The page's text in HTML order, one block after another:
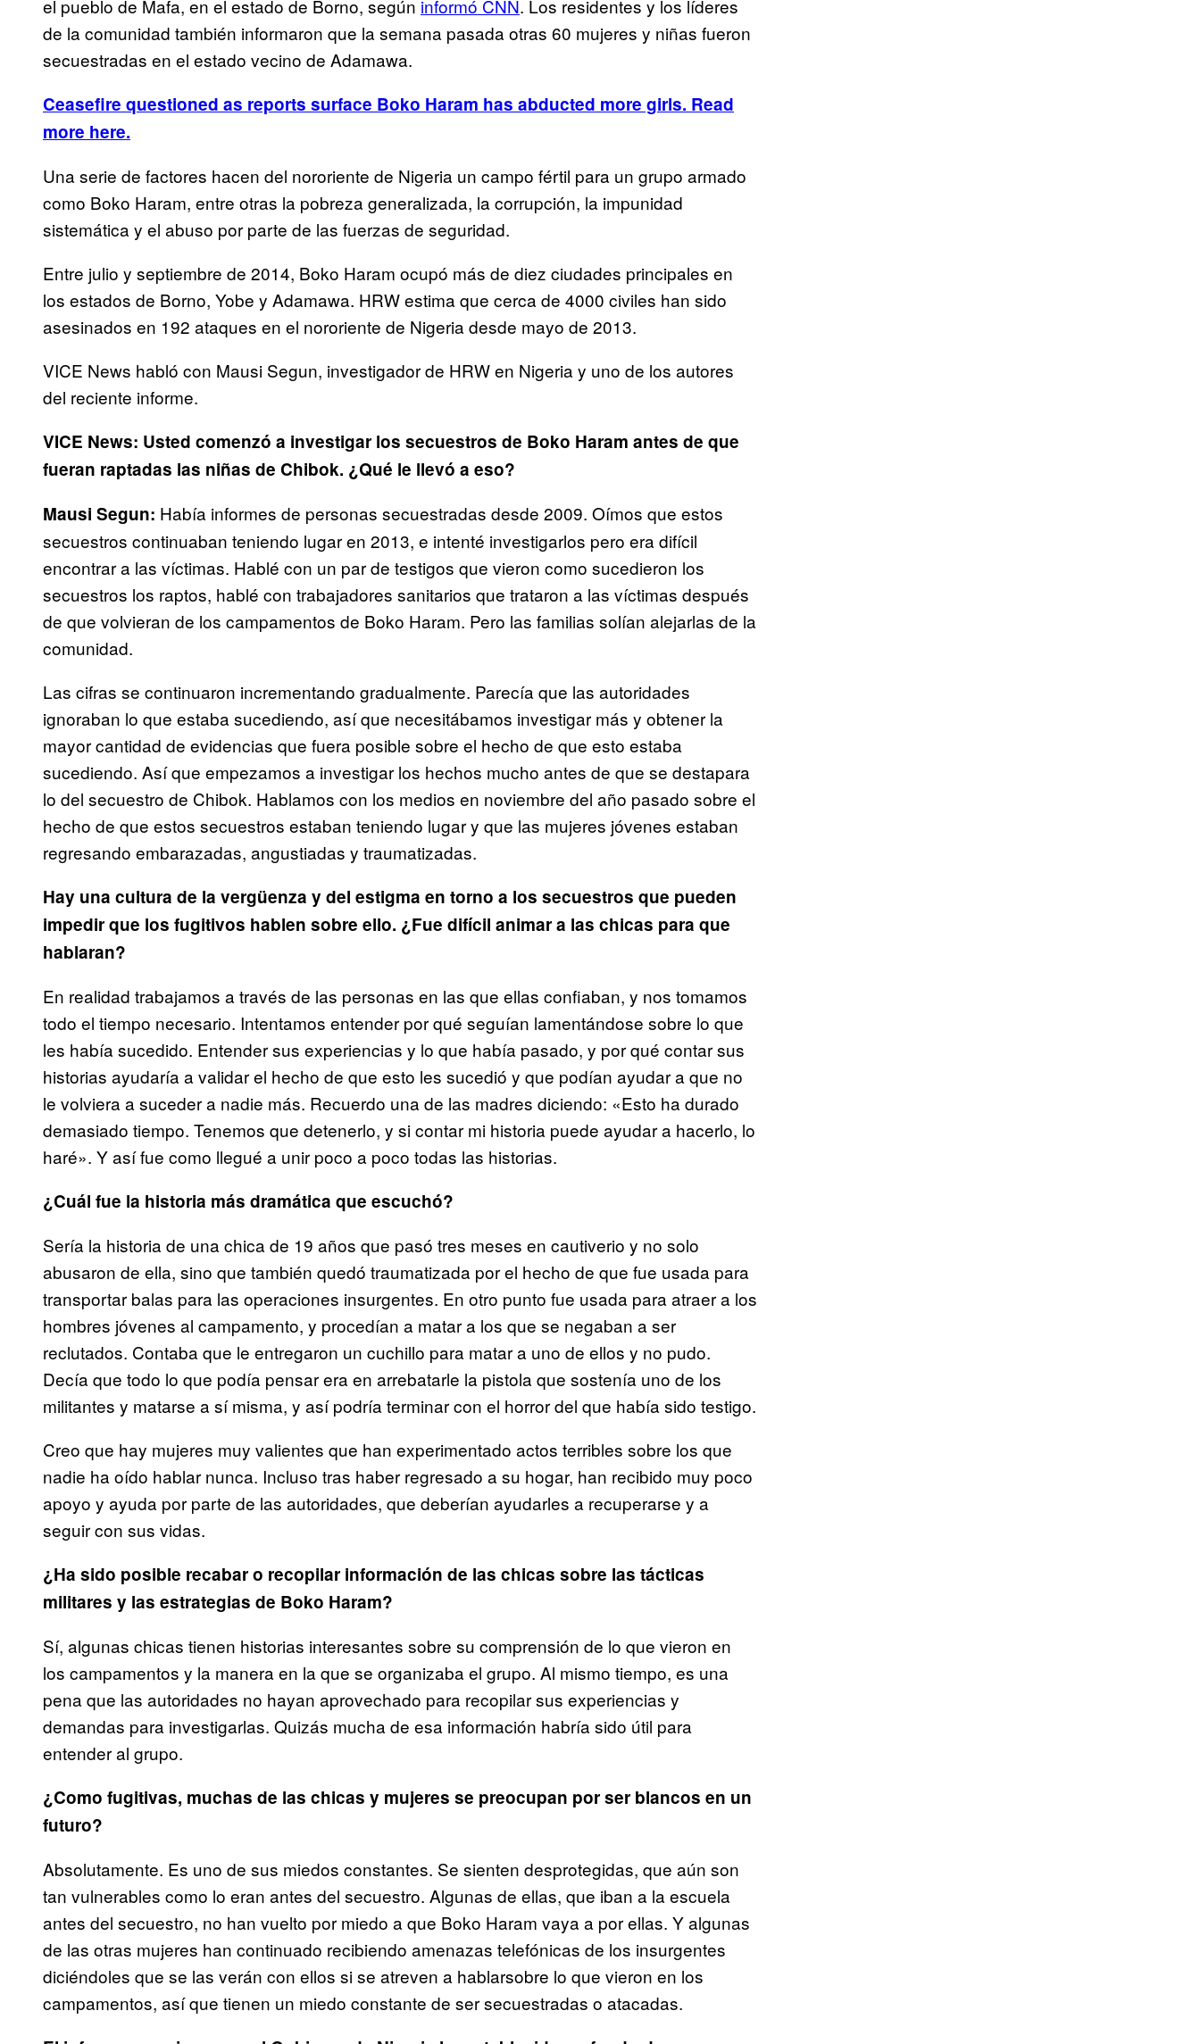
el pueblo de Mafa, en el estado de Borno, según informó CNN. Los residentes y los líderes
de la comunidad también informaron que la semana pasada otras 60 mujeres y niñas fueron
secuestradas en el estado vecino de Adamawa.
Ceasefire questioned as reports surface Boko Haram has abducted more girls. Read
more here.
Una serie de factores hacen del nororiente de Nigeria un campo fértil para un grupo armado
como Boko Haram, entre otras la pobreza generalizada, la corrupción, la impunidad
sistemática y el abuso por parte de las fuerzas de seguridad.
Entre julio y septiembre de 2014, Boko Haram ocupó más de diez ciudades principales en
los estados de Borno, Yobe y Adamawa. HRW estima que cerca de 4000 civiles han sido
asesinados en 192 ataques en el nororiente de Nigeria desde mayo de 2013.
VICE News habló con Mausi Segun, investigador de HRW en Nigeria y uno de los autores
del reciente informe.
VICE News: Usted comenzó a investigar los secuestros de Boko Haram antes de que
fueran raptadas las niñas de Chibok. ¿Qué le llevó a eso?
Mausi Segun: Había informes de personas secuestradas desde 2009. Oímos que estos
secuestros continuaban teniendo lugar en 2013, e intenté investigarlos pero era difícil
encontrar a las víctimas. Hablé con un par de testigos que vieron como sucedieron los
secuestros los raptos, hablé con trabajadores sanitarios que trataron a las víctimas después
de que volvieran de los campamentos de Boko Haram. Pero las familias solían alejarlas de la
comunidad.
Las cifras se continuaron incrementando gradualmente. Parecía que las autoridades
ignoraban lo que estaba sucediendo, así que necesitábamos investigar más y obtener la
mayor cantidad de evidencias que fuera posible sobre el hecho de que esto estaba
sucediendo. Así que empezamos a investigar los hechos mucho antes de que se destapara
lo del secuestro de Chibok. Hablamos con los medios en noviembre del año pasado sobre el
hecho de que estos secuestros estaban teniendo lugar y que las mujeres jóvenes estaban
regresando embarazadas, angustiadas y traumatizadas.
Hay una cultura de la vergüenza y del estigma en torno a los secuestros que pueden
impedir que los fugitivos hablen sobre ello. ¿Fue difícil animar a las chicas para que
hablaran?
En realidad trabajamos a través de las personas en las que ellas confiaban, y nos tomamos
todo el tiempo necesario. Intentamos entender por qué seguían lamentándose sobre lo que
les había sucedido. Entender sus experiencias y lo que había pasado, y por qué contar sus
historias ayudaría a validar el hecho de que esto les sucedió y que podían ayudar a que no
le volviera a suceder a nadie más. Recuerdo una de las madres diciendo: «Esto ha durado
demasiado tiempo. Tenemos que detenerlo, y si contar mi historia puede ayudar a hacerlo, lo
haré». Y así fue como llegué a unir poco a poco todas las historias.
¿Cuál fue la historia más dramática que escuchó?
Sería la historia de una chica de 19 años que pasó tres meses en cautiverio y no solo
abusaron de ella, sino que también quedó traumatizada por el hecho de que fue usada para
transportar balas para las operaciones insurgentes. En otro punto fue usada para atraer a los
hombres jóvenes al campamento, y procedían a matar a los que se negaban a ser
reclutados. Contaba que le entregaron un cuchillo para matar a uno de ellos y no pudo.
Decía que todo lo que podía pensar era en arrebatarle la pistola que sostenía uno de los
militantes y matarse a sí misma, y así podría terminar con el horror del que había sido testigo.
Creo que hay mujeres muy valientes que han experimentado actos terribles sobre los que
nadie ha oído hablar nunca. Incluso tras haber regresado a su hogar, han recibido muy poco
apoyo y ayuda por parte de las autoridades, que deberían ayudarles a recuperarse y a
seguir con sus vidas.
¿Ha sido posible recabar o recopilar información de las chicas sobre las tácticas
militares y las estrategias de Boko Haram?
Sí, algunas chicas tienen historias interesantes sobre su comprensión de lo que vieron en
los campamentos y la manera en la que se organizaba el grupo. Al mismo tiempo, es una
pena que las autoridades no hayan aprovechado para recopilar sus experiencias y
demandas para investigarlas. Quizás mucha de esa información habría sido útil para
entender al grupo.
¿Como fugitivas, muchas de las chicas y mujeres se preocupan por ser blancos en un
futuro?
Absolutamente. Es uno de sus miedos constantes. Se sienten desprotegidas, que aún son
tan vulnerables como lo eran antes del secuestro. Algunas de ellas, que iban a la escuela
antes del secuestro, no han vuelto por miedo a que Boko Haram vaya a por ellas. Y algunas
de las otras mujeres han continuado recibiendo amenazas telefónicas de los insurgentes
diciéndoles que se las verán con ellos si se atreven a hablarsobre lo que vieron en los
campamentos, así que tienen un miedo constante de ser secuestradas o atacadas.